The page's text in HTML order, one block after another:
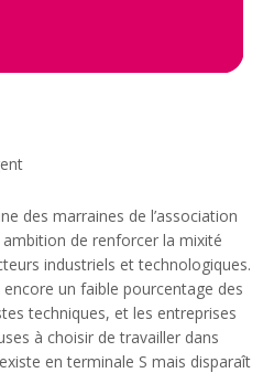
des marraines de l’association
de renforcer la mixité
industriels et technologiques.
un faible pourcentage des
techniques, et les entreprises
à choisir de travailler dans
en terminale S mais disparaît